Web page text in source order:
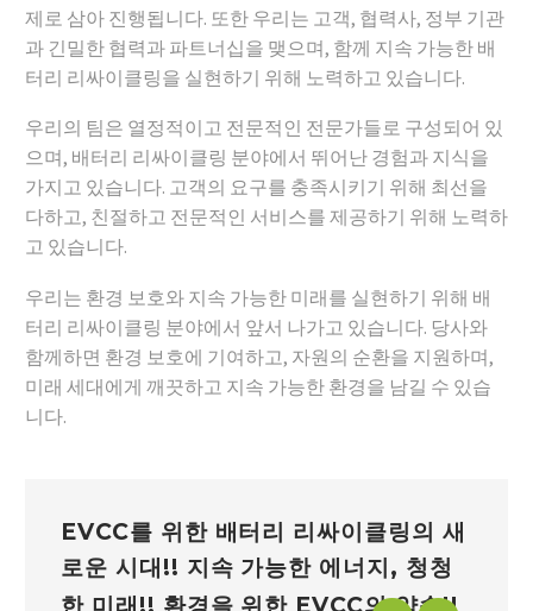
제로 삼아 진행됩니다. 또한 우리는 고객, 협력사, 정부 기관
과 긴밀한 협력과 파트너십을 맺으며, 함께 지속 가능한 배
터리 리싸이클링을 실현하기 위해 노력하고 있습니다.
우리의 팀은 열정적이고 전문적인 전문가들로 구성되어 있
으며, 배터리 리싸이클링 분야에서 뛰어난 경험과 지식을
가지고 있습니다. 고객의 요구를 충족시키기 위해 최선을
다하고, 친절하고 전문적인 서비스를 제공하기 위해 노력하
고 있습니다.
우리는 환경 보호와 지속 가능한 미래를 실현하기 위해 배
터리 리싸이클링 분야에서 앞서 나가고 있습니다. 당사와
함께하면 환경 보호에 기여하고, 자원의 순환을 지원하며,
미래 세대에게 깨끗하고 지속 가능한 환경을 남길 수 있습
니다.
EVCC를 위한 배터리 리싸이클링의 새
로운 시대!! 지속 가능한 에너지, 청청